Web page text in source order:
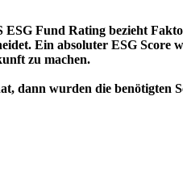
ESG Fund Rating bezieht
Ein absoluter ESG
zu machen.
dann wurden die